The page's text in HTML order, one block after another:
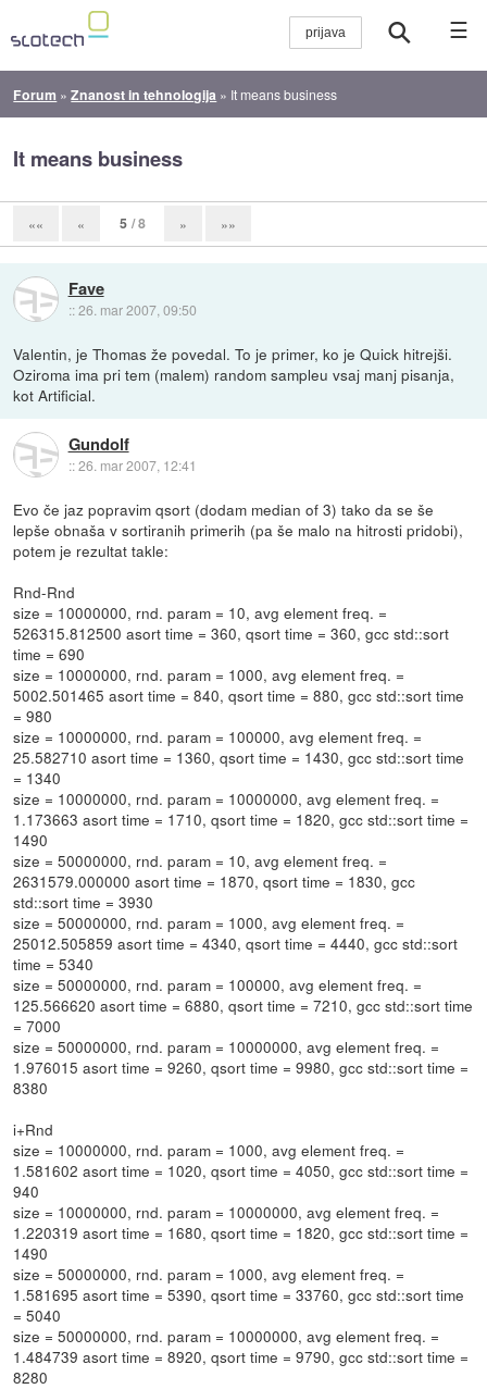
☰
Forum »Znanost in tehnologija » It means business
It means business
«« « 5 / 8 » »»
Fave
::26. mar 2007, 09:50
Valentin, je Thomas že povedal. To je primer, ko je Quick hitrejši.
Oziroma ima pri tem (malem) random sampleu vsaj manj pisanja,
kot Artificial.
Gundolf
::26. mar 2007, 12:41
Evo če jaz popravim qsort (dodam median of 3) tako da se še
lepše obnaša v sortiranih primerih (pa še malo na hitrosti pridobi),
potem je rezultat takle:
Rnd-Rnd
size = 10000000, rnd. param = 10, avg element freq. =
526315.812500 asort time = 360, qsort time = 360, gcc std::sort
time = 690
size = 10000000, rnd. param = 1000, avg element freq. =
5002.501465 asort time = 840, qsort time = 880, gcc std::sort time
= 980
size = 10000000, rnd. param = 100000, avg element freq. =
25.582710 asort time = 1360, qsort time = 1430, gcc std::sort time
= 1340
size = 10000000, rnd. param = 10000000, avg element freq. =
1.173663 asort time = 1710, qsort time = 1820, gcc std::sort time =
1490
size = 50000000, rnd. param = 10, avg element freq. =
2631579.000000 asort time = 1870, qsort time = 1830, gcc
std::sort time = 3930
size = 50000000, rnd. param = 1000, avg element freq. =
25012.505859 asort time = 4340, qsort time = 4440, gcc std::sort
time = 5340
size = 50000000, rnd. param = 100000, avg element freq. =
125.566620 asort time = 6880, qsort time = 7210, gcc std::sort time
= 7000
size = 50000000, rnd. param = 10000000, avg element freq. =
1.976015 asort time = 9260, qsort time = 9980, gcc std::sort time =
8380
i+Rnd
size = 10000000, rnd. param = 1000, avg element freq. =
1.581602 asort time = 1020, qsort time = 4050, gcc std::sort time =
940
size = 10000000, rnd. param = 10000000, avg element freq. =
1.220319 asort time = 1680, qsort time = 1820, gcc std::sort time =
1490
size = 50000000, rnd. param = 1000, avg element freq. =
1.581695 asort time = 5390, qsort time = 33760, gcc std::sort time
= 5040
size = 50000000, rnd. param = 10000000, avg element freq. =
1.484739 asort time = 8920, qsort time = 9790, gcc std::sort time =
8280